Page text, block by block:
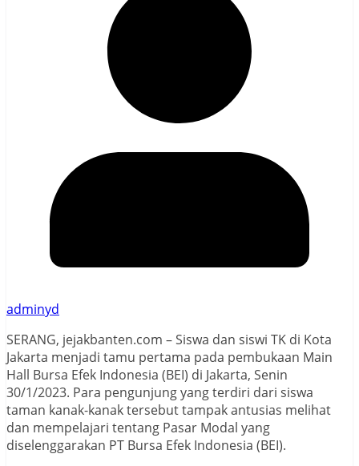
adminyd
SERANG, jejakbanten.com – Siswa dan siswi TK di Kota
Jakarta menjadi tamu pertama pada pembukaan Main
Hall Bursa Efek Indonesia (BEI) di Jakarta, Senin
30/1/2023. Para pengunjung yang terdiri dari siswa
taman kanak-kanak tersebut tampak antusias melihat
dan mempelajari tentang Pasar Modal yang
diselenggarakan PT Bursa Efek Indonesia (BEI).